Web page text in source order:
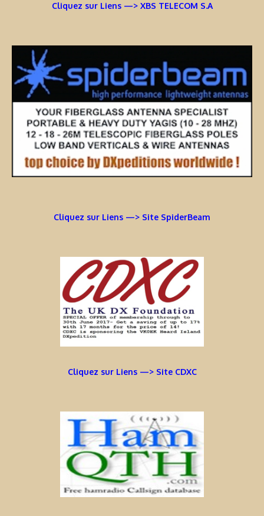
Cliquez sur Liens —> XBS TELECOM S.A
Cliquez sur Liens —> Site SpiderBeam
Cliquez sur Liens —> Site CDXC